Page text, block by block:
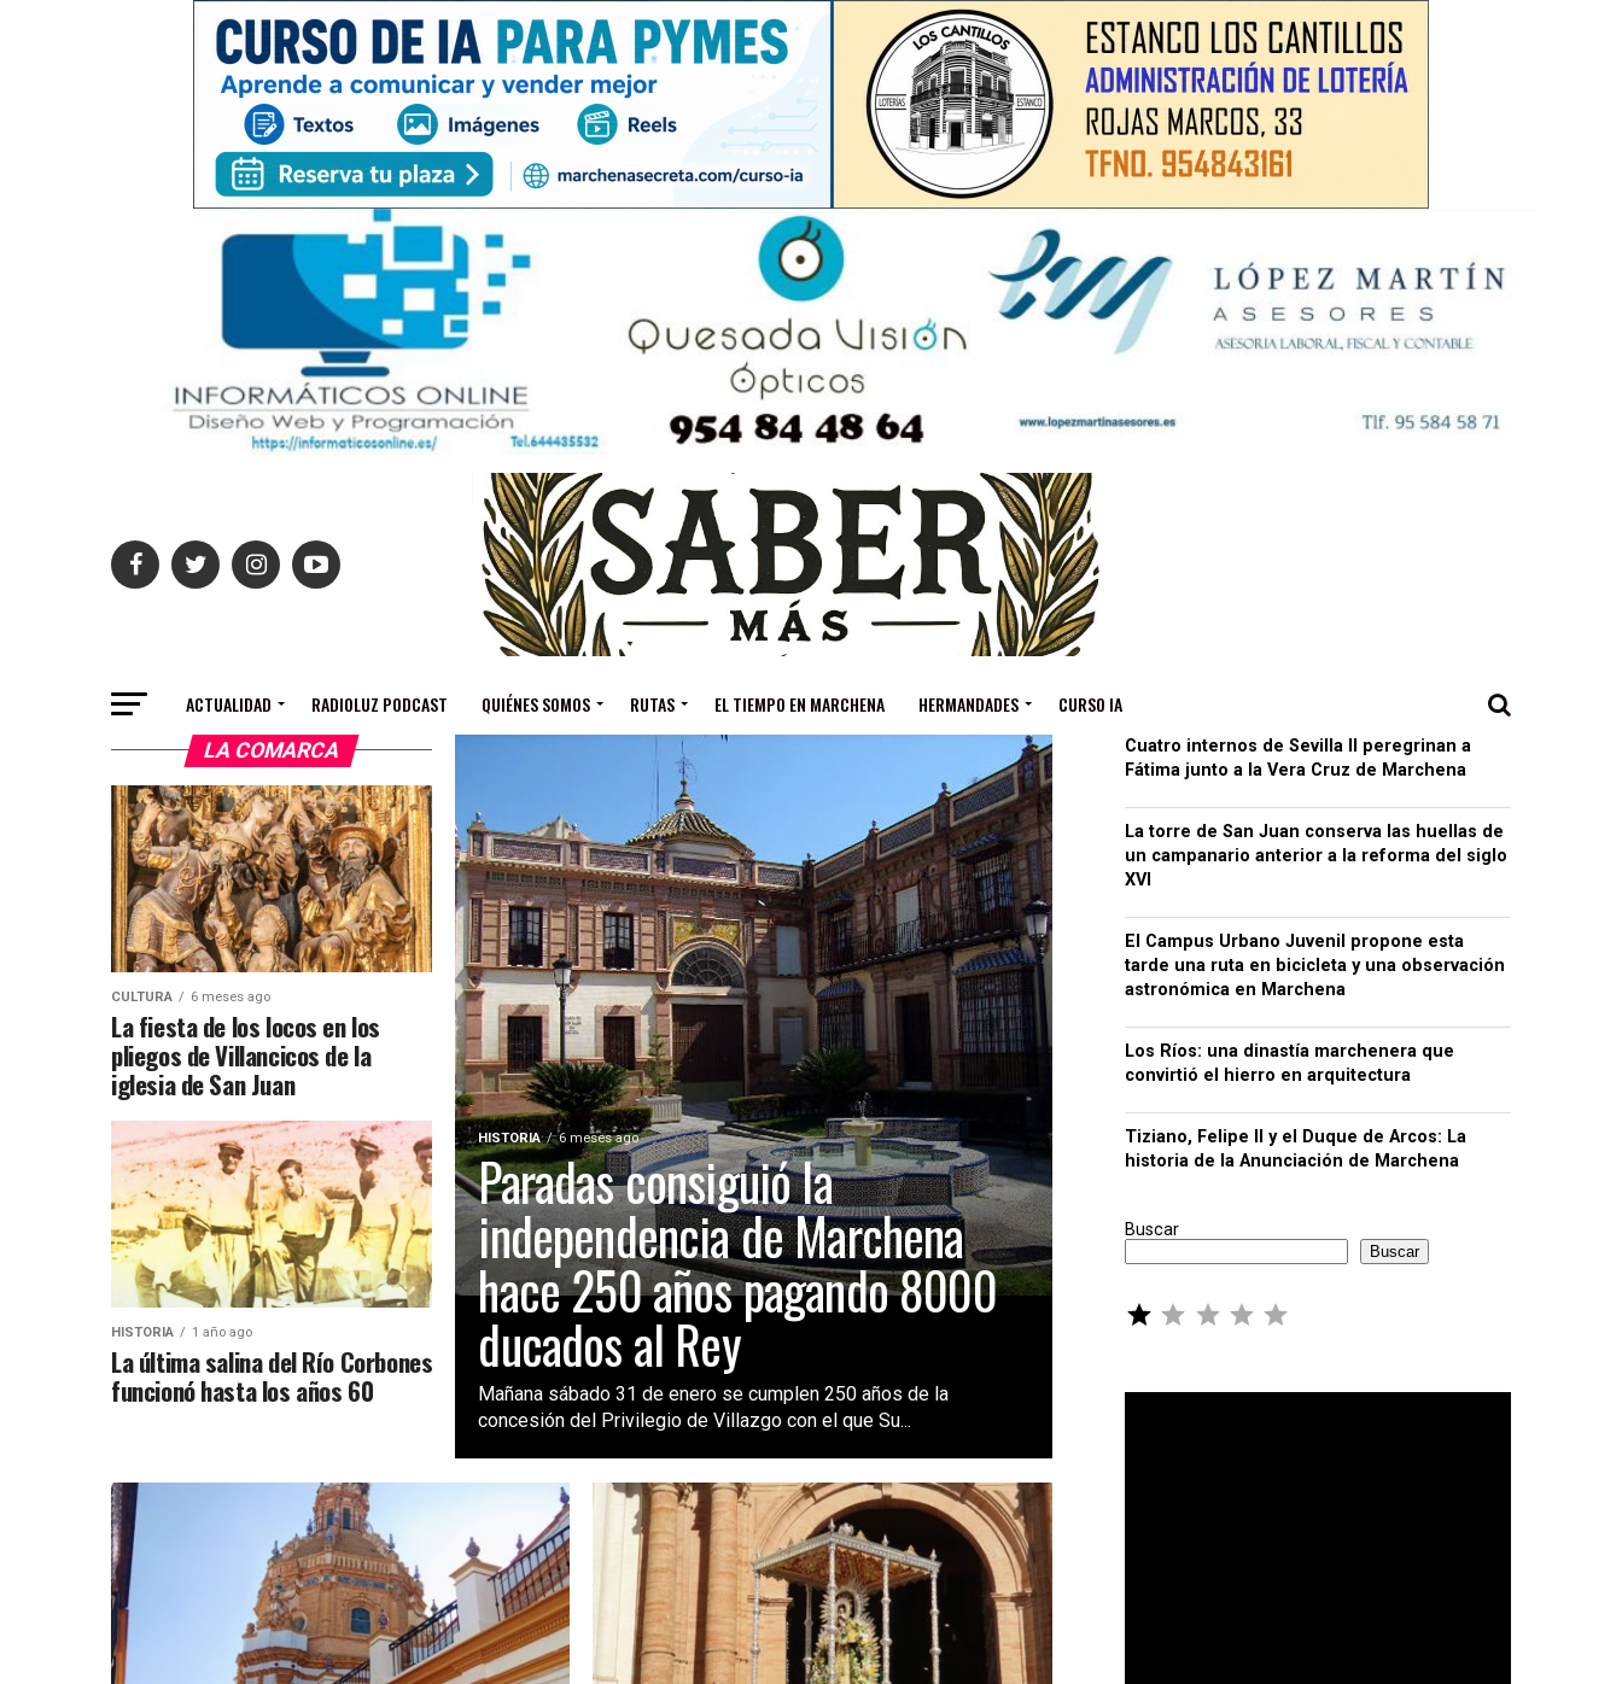
ACTUALIDAD RADIOLUZ PODCAST QUIÉNES SOMOS RUTAS EL TIEMPO EN MARCHENA HERMANDADES CURSO IA
HISTORIA 6 meses ago
Paradas consiguió la
independencia de Marchena
hace 250 años pagando 8000
ducados al Rey
Mañana sábado 31 de enero se cumplen 250 años de la
concesión del Privilegio de Villazgo con el que Su...
LA COMARCA
CULTURA 6 meses ago
La fiesta de los locos en los
pliegos de Villancicos de la
iglesia de San Juan
HISTORIA 1 año ago
La última salina del Río Corbones
funcionó hasta los años 60
Cuatro internos de Sevilla II peregrinan a
Fátima junto a la Vera Cruz de Marchena
La torre de San Juan conserva las huellas de
un campanario anterior a la reforma del siglo
XVI
El Campus Urbano Juvenil propone esta
tarde una ruta en bicicleta y una observación
astronómica en Marchena
Los Ríos: una dinastía marchenera que
convirtió el hierro en arquitectura
Tiziano, Felipe II y el Duque de Arcos: La
historia de la Anunciación de Marchena
Buscar
Buscar